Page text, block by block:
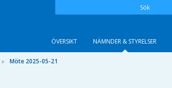
Sök
ÖVERSIKT NÄMNDER & STYRELSER
Möte 2025-05-21